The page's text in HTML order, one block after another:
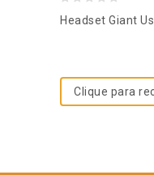
Headset Giant
Clique para